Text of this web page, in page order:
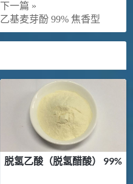
下一篇 »
乙基麦芽酚 99% 焦香型
脱氢乙酸（脱氢醋酸） 99%